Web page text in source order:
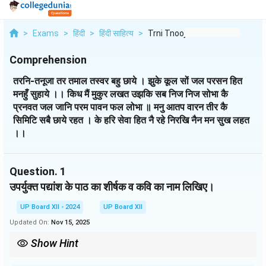
> Exams > हिंदी > हिंदी साहित्य > Trni Tnooja Tr Tmal ...
Comprehension
तरनि-तनूजा तर तमाल तस्वर बहु छाये । झुके कूल सों जल परसन हित
मनहुँ सुहाये ।। किध मैं मुकुर लखत उझकि सब निज निज सोभा कै
प्रनवत जल जानि परम पावन फल लोभा ॥ मनु आतप वारन तीर कै
सिमिटि सबै छाये रहत । के हरि सेवा हित नै रहे निरखि नैन मन सुख लहत
।।
Question. 1
उपर्युक्त पद्यांश के पाठ का शीर्षक व कवि का नाम लिखिए।
UP Board XII - 2024
UP Board XII
Updated On: Nov 15, 2025
Show Hint